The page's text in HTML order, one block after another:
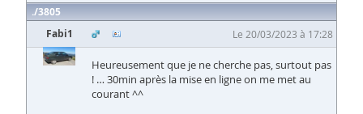
3805
Fabi1
Le 20/03/2023 à 17:28
Heureusement que je ne cherche pas, surtout pas
! … 30min après la mise en ligne on me met au
courant ^^